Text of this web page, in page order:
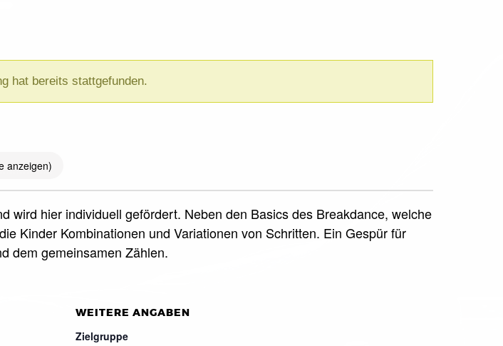
hat bereits stattgefunden.
anzeigen)
wird hier individuell gefördert. Neben den Basics des Breakdance, welche
Kinder Kombinationen und Variationen von Schritten. Ein Gespür für
dem gemeinsamen Zählen.
WEITERE ANGABEN
Zielgruppe